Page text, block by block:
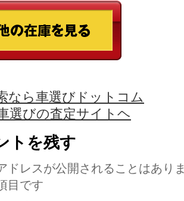
なら車選びドットコム
選びの査定サイトヘ
トを残す
ドレスが公開されることはあり
目です